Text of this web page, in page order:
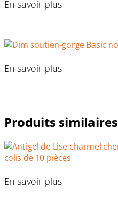
En savoir plus
En savoir plus
Produits similaires
En savoir plus